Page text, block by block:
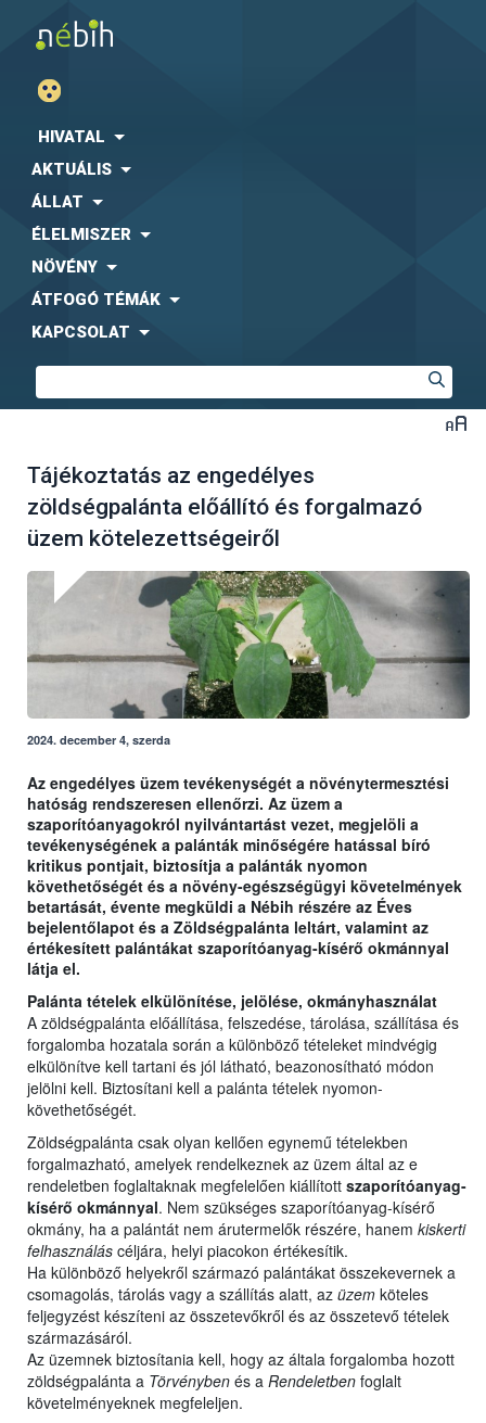
HIVATAL
AKTUÁLIS
ÁLLAT
ÉLELMISZER
NÖVÉNY
ÁTFOGÓ TÉMÁK
KAPCSOLAT
Tájékoztatás az engedélyes
zöldségpalánta előállító és forgalmazó
üzem kötelezettségeiről
2024. december 4, szerda
Az engedélyes üzem tevékenységét a növénytermesztési
hatóság rendszeresen ellenőrzi. Az üzem a
szaporítóanyagokról nyilvántartást vezet, megjelöli a
tevékenységének a palánták minőségére hatással bíró
kritikus pontjait, biztosítja a palánták nyomon
követhetőségét és a növény-egészségügyi követelmények
betartását, évente megküldi a Nébih részére az Éves
bejelentőlapot és a Zöldségpalánta leltárt, valamint az
értékesített palántákat szaporítóanyag-kísérő okmánnyal
látja el.
Palánta tételek elkülönítése, jelölése, okmányhasználat
A zöldségpalánta előállítása, felszedése, tárolása, szállítása és
forgalomba hozatala során a különböző tételeket mindvégig
elkülönítve kell tartani és jól látható, beazonosítható módon
jelölni kell. Biztosítani kell a palánta tételek nyomon-
követhetőségét.
Zöldségpalánta csak olyan kellően egynemű tételekben
forgalmazható, amelyek rendelkeznek az üzem által az e
rendeletben foglaltaknak megfelelően kiállított szaporítóanyag-
kísérő okmánnyal. Nem szükséges szaporítóanyag-kísérő
okmány, ha a palántát nem árutermelők részére, hanem kiskerti
felhasználás céljára, helyi piacokon értékesítik.
Ha különböző helyekről származó palántákat összekevernek a
csomagolás, tárolás vagy a szállítás alatt, az üzem köteles
feljegyzést készíteni az összetevőkről és az összetevő tételek
származásáról.
Az üzemnek biztosítania kell, hogy az általa forgalomba hozott
zöldségpalánta a Törvényben és a Rendeletben foglalt
követelményeknek megfeleljen.